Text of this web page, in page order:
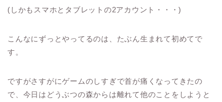
(しかもスマホとタブレットの2アカウント・・・)
こんなにずっとやってるのは、たぶん生まれて初めてで
す。
ですがさすがにゲームのしすぎで首が痛くなってきたの
で、今日はどうぶつの森からは離れて他のことをしようと